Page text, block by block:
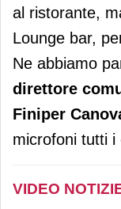
al ristorante,
Lounge bar,
Ne abbiamo
direttore
Finiper
microfoni tutti i
VIDEO